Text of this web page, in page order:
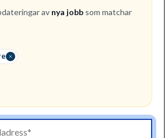
av nya jobb som matchar
AB
av immaterialrätt och
oss till förstahandsvalet som
och rådgivare för